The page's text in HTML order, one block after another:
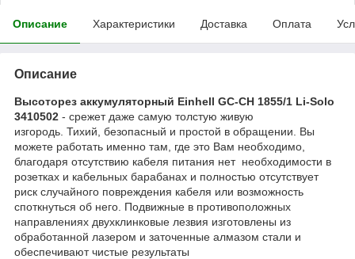
Описание Характеристики Доставка Оплата
Описание
Высоторез аккумуляторный Einhell GC-CH 1855/1 Li-Solo
3410502 - срежет даже самую толстую живую
изгородь. Тихий, безопасный и простой в обращении. Вы
можете работать именно там, где это Вам необходимо,
благодаря отсутствию кабеля питания нет необходимости в
розетках и кабельных барабанах и полностью отсутствует
риск случайного повреждения кабеля или возможность
споткнуться об него. Подвижные в противоположных
направлениях двухклинковые лезвия изготовлены из
обработанной лазером и заточенные алмазом стали и
обеспечивают чистые результаты